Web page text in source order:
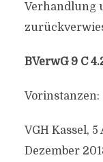
Verhandlung
BVerwG 9 C
Vorinstanzen:
VGH Kassel, 5
Dezember